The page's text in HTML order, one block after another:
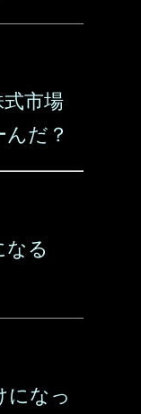
市場
だ？
なる
になっ